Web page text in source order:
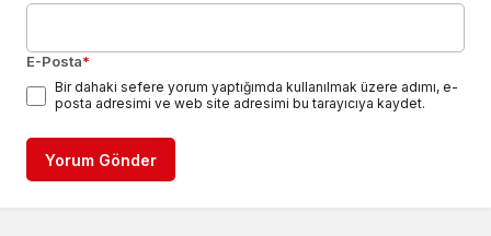
E-Posta*
Bir dahaki sefere yorum yaptığımda kullanılmak üzere adımı, e-
posta adresimi ve web site adresimi bu tarayıcıya kaydet.
Yorum Gönder